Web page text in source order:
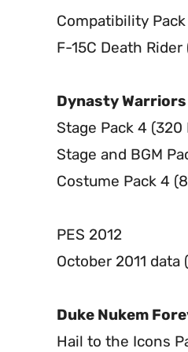
Compatibility Pack
F-15C Death Rider
Dynasty Warriors
Stage Pack 4
Stage and BGM
Costume Pack 4
PES 2012
October 2011 data
Duke Nukem
Hail to the Icons